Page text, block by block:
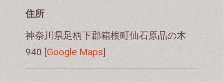
住所
神奈川県足柄下郡箱根町仙石原品の木
940 [Google Maps]